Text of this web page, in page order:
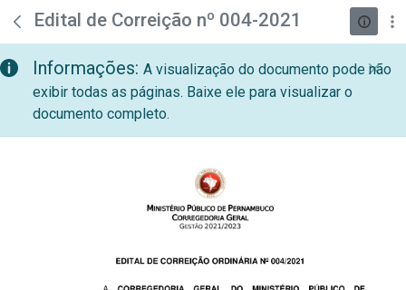
Pular para o Conteúdo principal
teste descricao
Edital de Correição nº 004-2021
Informações: A visualização do documento pode não
exibir todas as páginas. Baixe ele para visualizar o
documento completo.